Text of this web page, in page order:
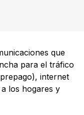
que
para el tráfico
internet
los hogares y